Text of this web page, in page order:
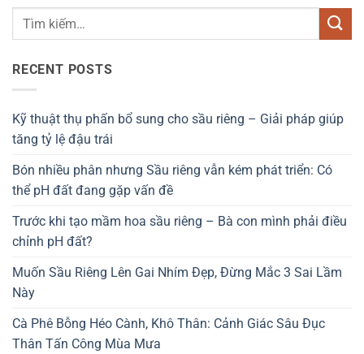
RECENT POSTS
Kỹ thuật thụ phấn bổ sung cho sầu riêng – Giải pháp giúp
tăng tỷ lệ đậu trái
Bón nhiều phân nhưng Sầu riêng vẫn kém phát triển: Có
thể pH đất đang gặp vấn đề
Trước khi tạo mầm hoa sầu riêng – Bà con mình phải điều
chỉnh pH đất?
Muốn Sầu Riêng Lên Gai Nhím Đẹp, Đừng Mắc 3 Sai Lầm
Này
Cà Phê Bỗng Héo Cành, Khô Thân: Cảnh Giác Sâu Đục
Thân Tấn Công Mùa Mưa